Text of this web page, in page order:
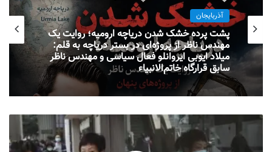
آذربایجان
پشت پرده خشک شدن دریاچه ارومیه؛ روایت یک
مهندس ناظر از پروژه‌ای در بستر دریاچه به قلم:
میلاد ایوبی ایروانلو فعال سیاسی و مهندس ناظر
سابق قرارگاه خاتم‌الانبیاء